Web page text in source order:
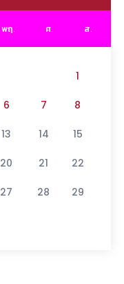
พฤ. ศ. ส.
1
6 7 8
13 14 15
20 21 22
27 28 29